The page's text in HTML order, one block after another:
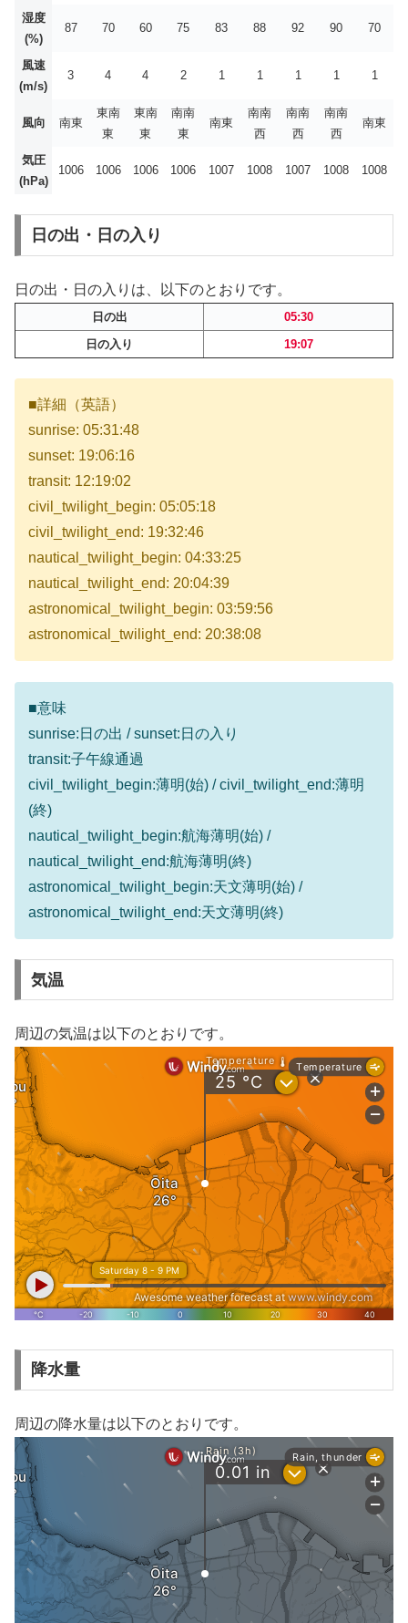
湿度
(%)
87 70 60 75 83 88 92 90 70
風速
(m/s)
3 4 4 2 1 1 1 1 1
風向 南東
東南
東
東南
東
南南
東
南東
南南
西
南南
西
南南
西
南東
気圧
(hPa)
1006 1006 1006 1006 1007 1008 1007 1008 1008
日の出・日の入り
日の出・日の入りは、以下のとおりです。
日の出
05:30
日の入り
19:07
■詳細（英語）
sunrise: 05:31:48
sunset: 19:06:16
transit: 12:19:02
civil_twilight_begin: 05:05:18
civil_twilight_end: 19:32:46
nautical_twilight_begin: 04:33:25
nautical_twilight_end: 20:04:39
astronomical_twilight_begin: 03:59:56
astronomical_twilight_end: 20:38:08
■意味
sunrise:日の出 / sunset:日の入り
transit:子午線通過
civil_twilight_begin:薄明(始) / civil_twilight_end:薄明
(終)
nautical_twilight_begin:航海薄明(始) /
nautical_twilight_end:航海薄明(終)
astronomical_twilight_begin:天文薄明(始) /
astronomical_twilight_end:天文薄明(終)
気温
周辺の気温は以下のとおりです。
降水量
周辺の降水量は以下のとおりです。